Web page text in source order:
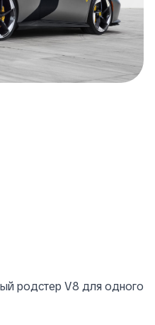
родстер V8 для одного